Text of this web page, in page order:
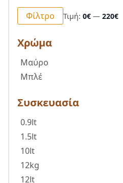
Ελάχιστη
τιμή
Μέγιστη
τιμή
Φίλτρο Τιμή: 0€ 220€
Χρώμα
Μαύρο
Μπλέ
Συσκευασία
0.9lt
1.5lt
10lt
12kg
12lt